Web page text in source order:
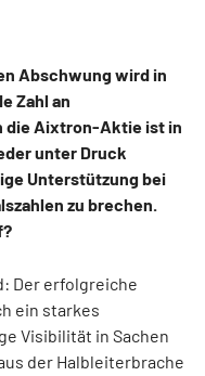
Abschwung wird in
Zahl an
die Aixtron-Aktie ist in
unter Druck
Unterstützung bei
zu brechen.
Der erfolgreiche
ein starkes
Visibilität in Sachen
der Halbleiterbrache